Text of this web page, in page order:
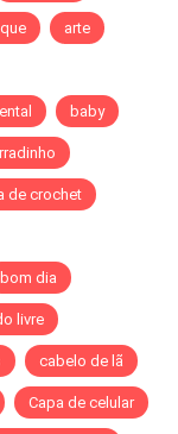
arte
baby
de crochet
bom dia
livre
cabelo de lã
Capa de celular